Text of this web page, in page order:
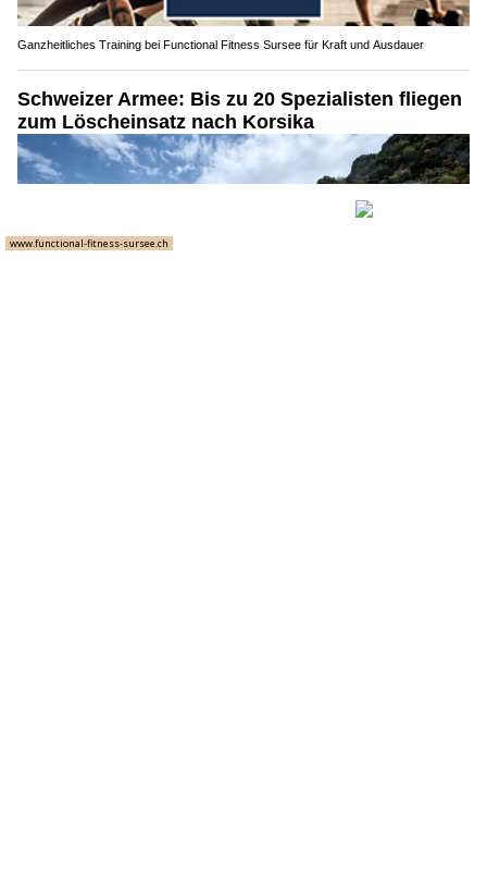
Ganzheitliches Training bei Functional Fitness Sursee für Kraft und Ausdauer
Schweizer Armee: Bis zu 20 Spezialisten fliegen
zum Löscheinsatz nach Korsika